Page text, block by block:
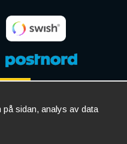
sidan, analys av data